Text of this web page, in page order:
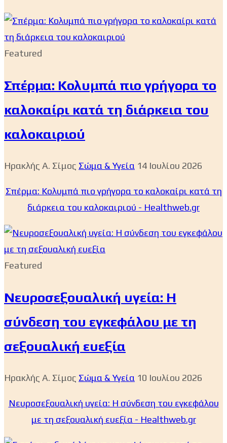
Featured
Σπέρμα: Κολυμπά πιο γρήγορα το
καλοκαίρι κατά τη διάρκεια του
καλοκαιριού
Ηρακλής Α. Σίμος Σώμα & Υγεία 14 Ιουλίου 2026
Σπέρμα: Κολυμπά πιο γρήγορα το καλοκαίρι κατά τη
διάρκεια του καλοκαιριού - Healthweb.gr
Featured
Νευροσεξουαλική υγεία: Η
σύνδεση του εγκεφάλου με τη
σεξουαλική ευεξία
Ηρακλής Α. Σίμος Σώμα & Υγεία 10 Ιουλίου 2026
Νευροσεξουαλική υγεία: Η σύνδεση του εγκεφάλου
με τη σεξουαλική ευεξία - Healthweb.gr